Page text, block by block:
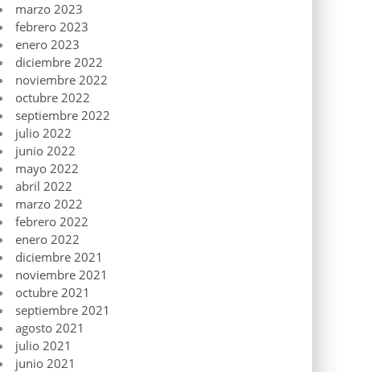
marzo 2023
febrero 2023
enero 2023
diciembre 2022
noviembre 2022
octubre 2022
septiembre 2022
julio 2022
junio 2022
mayo 2022
abril 2022
marzo 2022
febrero 2022
enero 2022
diciembre 2021
noviembre 2021
octubre 2021
septiembre 2021
agosto 2021
julio 2021
junio 2021